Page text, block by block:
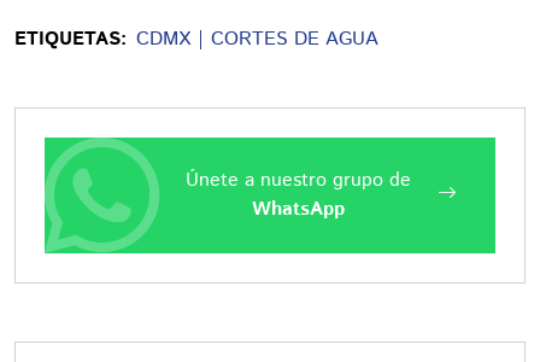
ETIQUETAS: CDMX CORTES DE AGUA
Únete a nuestro grupo de
WhatsApp